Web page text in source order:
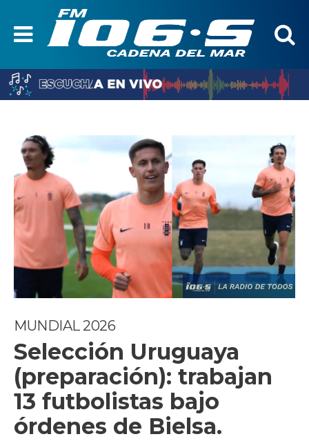
MUNDIAL 2026
Selección Uruguaya
(preparación): trabajan
13 futbolistas bajo
órdenes de Bielsa.